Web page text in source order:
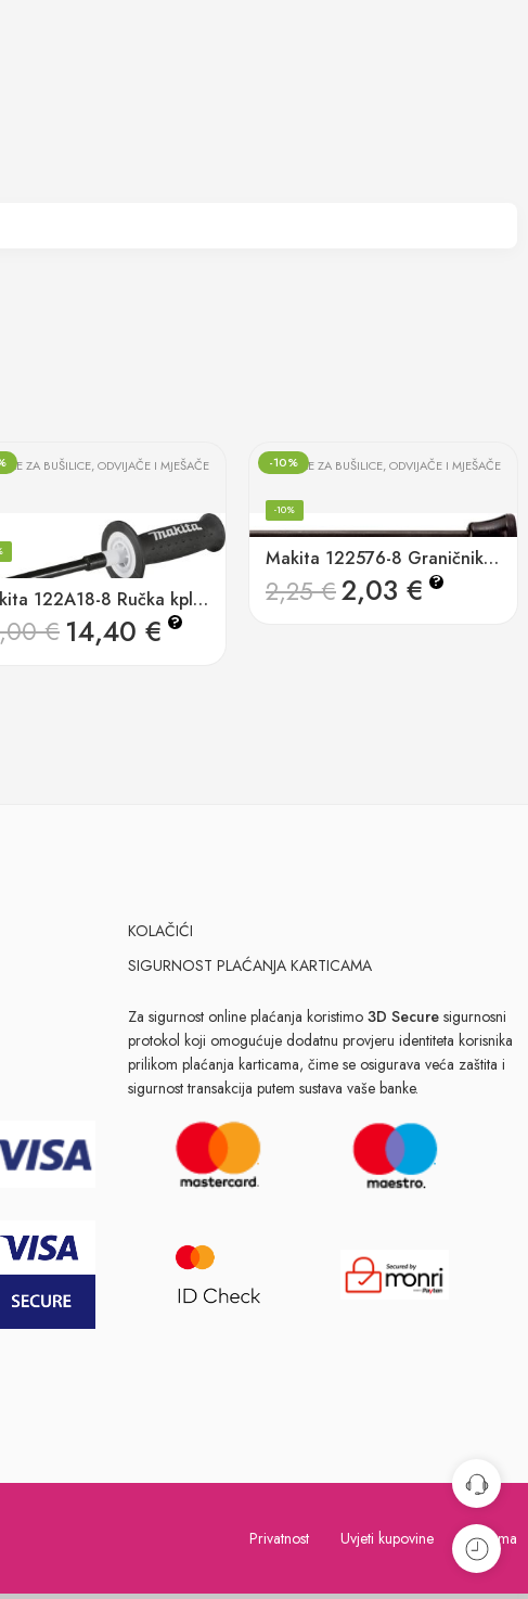
ZA BUŠILICE, ODVIJAČE I MJEŠAČE
Makita 122A18-8 Ručka kpl. DA001G
€ 14,40 € ?
-10%
RUČKE ZA BUŠILICE, ODVIJAČE I MJEŠAČE
Makita 122576-8 Graničnik dubine
-10%
2,25€2,03 € ?
KOLAČIĆI
SIGURNOST PLAĆANJA KARTICAMA
Za sigurnost online plaćanja koristimo 3D Securesigurnosni
protokol koji omogućuje dodatnu provjeru identiteta korisnika
prilikom plaćanja karticama, čime se osigurava veća zaštita i
sigurnost transakcija putem sustava vaše banke.
Privatnost Uvjeti kupovine O nama